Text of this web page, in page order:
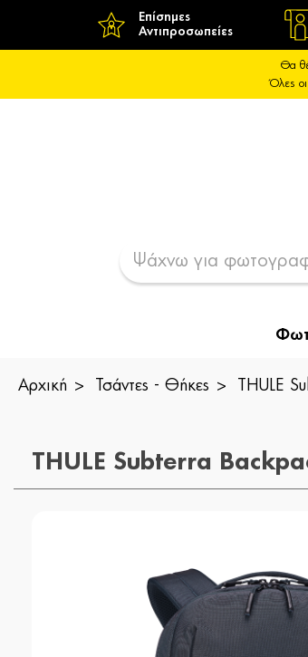
Επίσημες
Αντιπροσωπείες
Θα
Όλες
Αρχική Τσάντες - Θήκες THULE
THULE Subterra